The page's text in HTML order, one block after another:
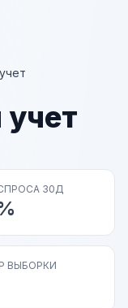
учет
30Д
ВЫБОРКИ